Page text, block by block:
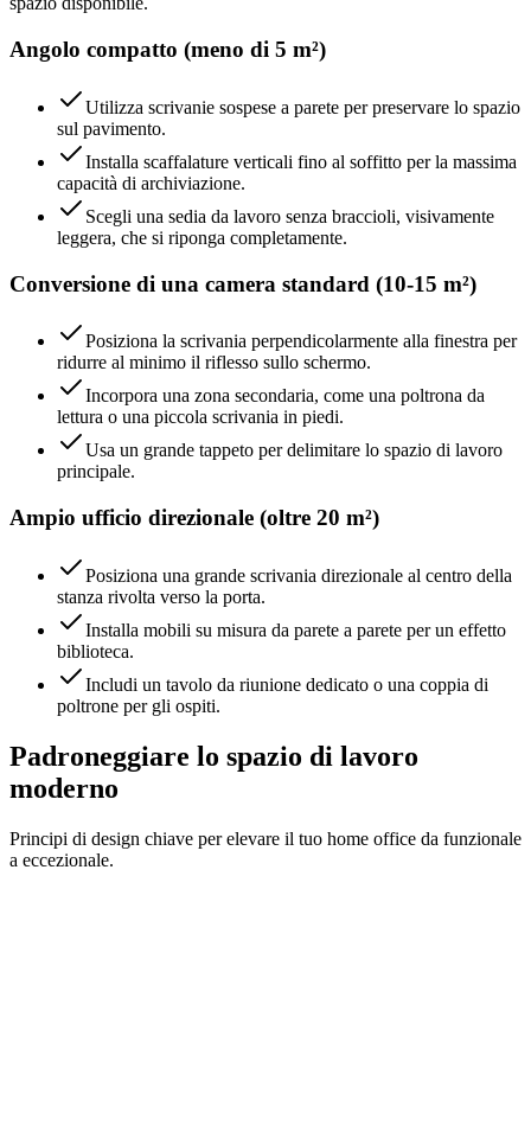
Angolo compatto (meno di 5 m²)
Utilizza scrivanie sospese a parete per preservare lo spazio
sul pavimento.
Installa scaffalature verticali fino al soffitto per la massima
capacità di archiviazione.
Scegli una sedia da lavoro senza braccioli, visivamente
leggera, che si riponga completamente.
Conversione di una camera standard (10-15 m²)
Posiziona la scrivania perpendicolarmente alla finestra per
ridurre al minimo il riflesso sullo schermo.
Incorpora una zona secondaria, come una poltrona da
lettura o una piccola scrivania in piedi.
Usa un grande tappeto per delimitare lo spazio di lavoro
principale.
Ampio ufficio direzionale (oltre 20 m²)
Posiziona una grande scrivania direzionale al centro della
stanza rivolta verso la porta.
Installa mobili su misura da parete a parete per un effetto
biblioteca.
Includi un tavolo da riunione dedicato o una coppia di
poltrone per gli ospiti.
Padroneggiare lo spazio di lavoro
moderno
Principi di design chiave per elevare il tuo home office da funzionale
a eccezionale.